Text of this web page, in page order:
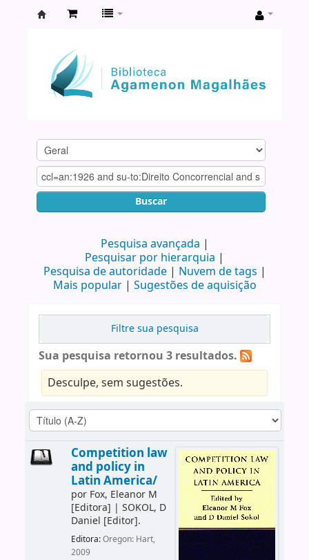
Agamenon
Magalhães
Buscar
Pesquisa avançada
Pesquisar por hierarquia
Pesquisa de autoridade
Nuvem de tags
Mais popular
Sugestões de aquisição
Filtre sua pesquisa
Sua pesquisa retornou 3 resultados.
Desculpe, sem sugestões.
Competition law
and policy in
Latin America/
por Fox, Eleanor M
[Editora] | SOKOL, D
Daniel [Editor].
Editora:Oregon: Hart,
2009